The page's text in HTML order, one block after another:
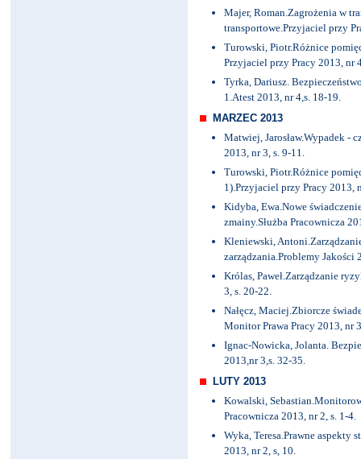
Majer, Roman.Zagrożenia w
transportowe.Przyjaciel przy
Turowski, Piotr.Różnice
Przyjaciel przy Pracy 2013, nr
Tyrka, Dariusz.
1.Atest 2013, nr 4,s. 18-19.
MARZEC 2013
Matwiej, Jarosław.Wypadek -
2013, nr 3, s. 9-11.
Turowski, Piotr.Różnice
1).Przyjaciel przy Pracy 2013,
Kidyba, Ewa.Nowe
zmainy.Służba Pracownicza
Kleniewski,
zarządzania.Problemy Jakości
Królas, Paweł.Zarządzanie
3, s. 20-22.
Nałęcz, Maciej.Zbiorcze
Monitor Prawa Pracy 2013, nr
Ignac-Nowicka, Jolanta.
2013,nr 3,s. 32-35.
LUTY 2013
Kowalski,
Pracownicza 2013, nr 2, s. 1-4.
Wyka, Teresa.Prawne aspekty
2013, nr 2, s, 10.